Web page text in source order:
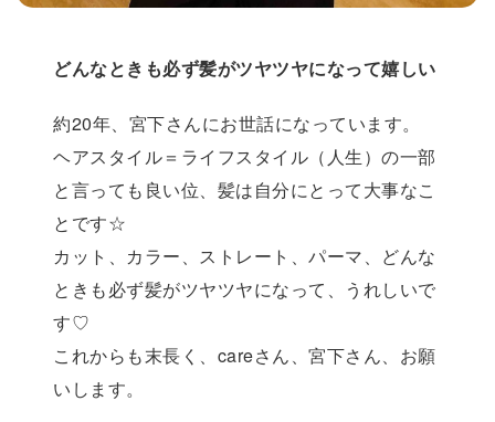
どんなときも必ず髪がツヤツヤになって嬉しい
約20年、宮下さんにお世話になっています。
ヘアスタイル＝ライフスタイル（人生）の一部
と言っても良い位、髪は自分にとって大事なこ
とです☆
カット、カラー、ストレート、パーマ、どんな
ときも必ず髪がツヤツヤになって、うれしいで
す♡
これからも末長く、careさん、宮下さん、お願
いします。